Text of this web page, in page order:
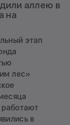
аллею в
на
этап
лес»
работают
в